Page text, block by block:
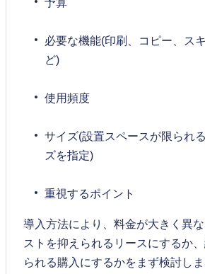
必要な機能(印刷、コピー、ス
ど)
使用頻度
サイズ(設置スペースが限られ
ズを指定)
重視するポイント
導入方法により、料金が大きく異
ストを抑えられるリースにするか
られる購入にするかをまず検討し